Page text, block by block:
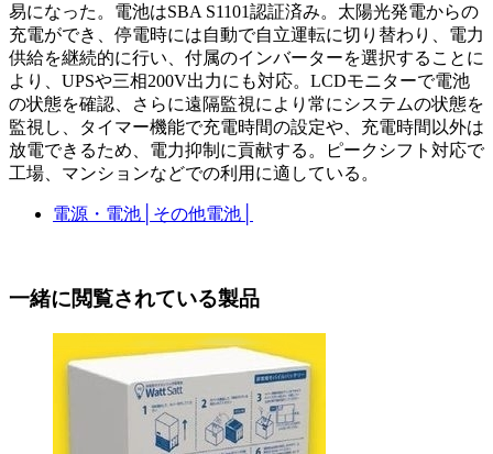
易になった。電池はSBA S1101認証済み。太陽光発電からの
充電ができ、停電時には自動で自立運転に切り替わり、電力
供給を継続的に行い、付属のインバーターを選択することに
より、UPSや三相200V出力にも対応。LCDモニターで電池
の状態を確認、さらに遠隔監視により常にシステムの状態を
監視し、タイマー機能で充電時間の設定や、充電時間以外は
放電できるため、電力抑制に貢献する。ピークシフト対応で
工場、マンションなどでの利用に適している。
電源・電池 その他電池
一緒に閲覧されている製品